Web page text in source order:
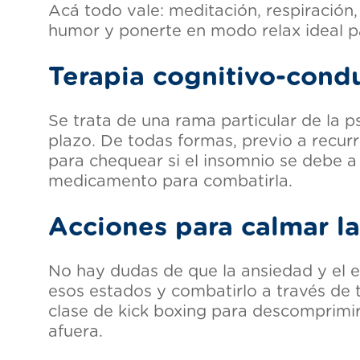
Acá todo vale: meditación,
humor y ponerte en modo relax ideal
Terapia cognitivo-
Se trata de una rama particular de la
plazo. De todas formas, previo a
para chequear si el insomnio se debe
medicamento para combatirla.
Acciones para calmar
No hay dudas de que la ansiedad y el
esos estados y combatirlo a través de
clase de kick boxing para
afuera.